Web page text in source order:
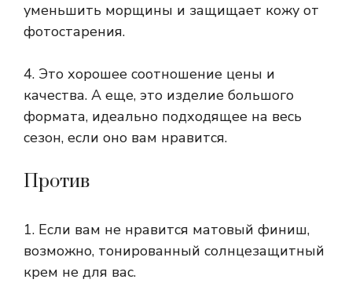
уменьшить морщины и защищает кожу от
фотостарения.
4. Это хорошее соотношение цены и
качества. А еще, это изделие большого
формата, идеально подходящее на весь
сезон, если оно вам нравится.
Против
1. Если вам не нравится матовый финиш,
возможно, тонированный солнцезащитный
крем не для вас.